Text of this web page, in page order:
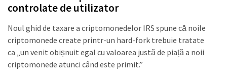
controlate de utilizator
Noul ghid de taxare a criptomonedelor IRS spune că noile
criptomonede create printr-un hard-fork trebuie tratate
ca „un venit obișnuit egal cu valoarea justă de piață a noii
criptomonede atunci când este primit.”